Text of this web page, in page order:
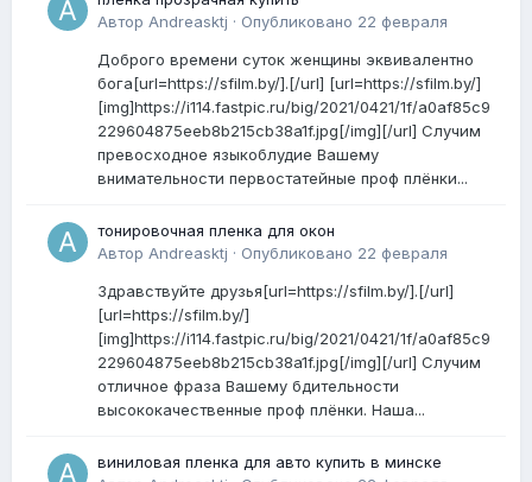
Автор Andreasktj · Опубликовано 22 февраля
Доброго времени суток женщины эквивалентно
бога[url=https://sfilm.by/].[/url] [url=https://sfilm.by/]
[img]https://i114.fastpic.ru/big/2021/0421/1f/a0af85c9
229604875eeb8b215cb38a1f.jpg[/img][/url] Случим
превосходное языкоблудие Вашему
внимательности первостатейные проф плёнки...
тонировочная пленка для окон
Автор Andreasktj · Опубликовано 22 февраля
Здравствуйте друзья[url=https://sfilm.by/].[/url]
[url=https://sfilm.by/]
[img]https://i114.fastpic.ru/big/2021/0421/1f/a0af85c9
229604875eeb8b215cb38a1f.jpg[/img][/url] Случим
отличное фраза Вашему бдительности
высококачественные проф плёнки. Наша...
виниловая пленка для авто купить в минске